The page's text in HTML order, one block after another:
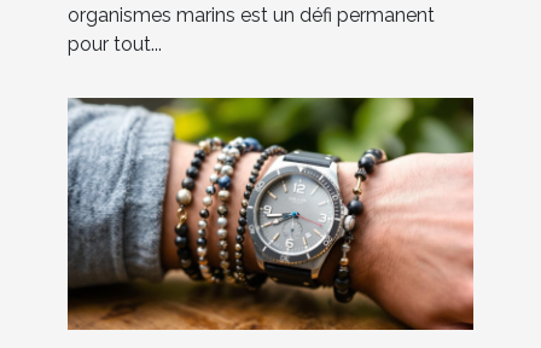
organismes marins est un défi permanent
pour tout...